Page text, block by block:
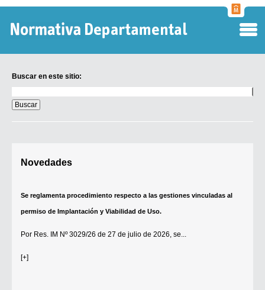
Buscar en este sitio:
en
este
sitio:
Novedades
Se reglamenta procedimiento respecto a las gestiones vinculadas al
permiso de Implantación y Viabilidad de Uso.
Por Res. IM Nº 3029/26 de 27 de julio de 2026, se...
[+]